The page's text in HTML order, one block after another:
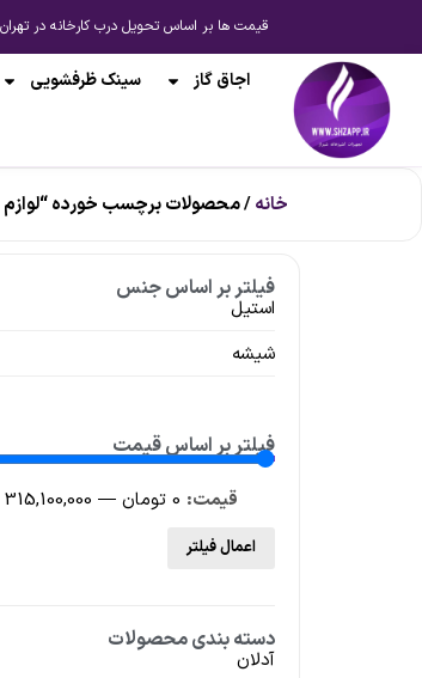
قیمت ها بر اساس تحویل درب کارخانه در تهران میباشد جهت
اجاق گاز سینک ظرفشویی
خانه/ محصولات برچسب خورده “لوازم
فیلتر بر اساس جنس
استیل
شیشه
فیلتر بر اساس قیمت
0 تومان —
315,100,000
اعمال فیلتر
دسته بندی محصولات
آدلان